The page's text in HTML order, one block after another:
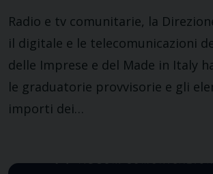
Radio e tv comunitarie, la
il digitale e le telecomunicazioni
delle Imprese e del Made in Italy
le graduatorie provvisorie e gli
importi dei…